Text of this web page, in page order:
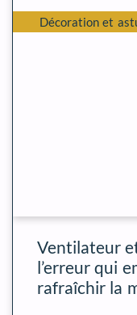
Décoration et
Ventilateur
l’erreur qui
rafraîchir la